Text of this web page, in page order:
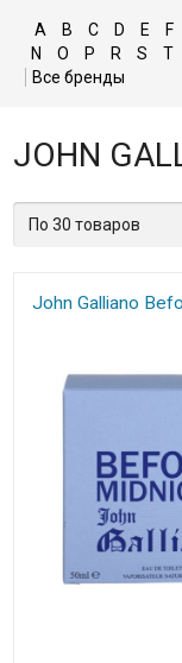
A B C D E F
N
O P R S T
JOHN
John Galliano